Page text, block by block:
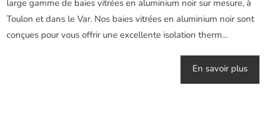
large gamme de baies vitrées en aluminium noir sur mesure, à
Toulon et dans le Var. Nos baies vitrées en aluminium noir sont
conçues pour vous offrir une excellente isolation therm...
En savoir plus